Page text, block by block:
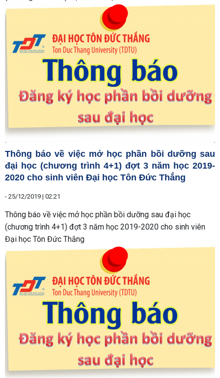
Thông báo về việc mở học phần bồi dưỡng sau
đại học (chương trình 4+1) đợt 3 năm học 2019-
2020 cho sinh viên Đại học Tôn Đức Thắng
- 25/12/2019 | 02:21
Thông báo về việc mở học phần bồi dưỡng sau đại học
(chương trình 4+1) đợt 3 năm học 2019-2020 cho sinh viên
Đại học Tôn Đức Thắng